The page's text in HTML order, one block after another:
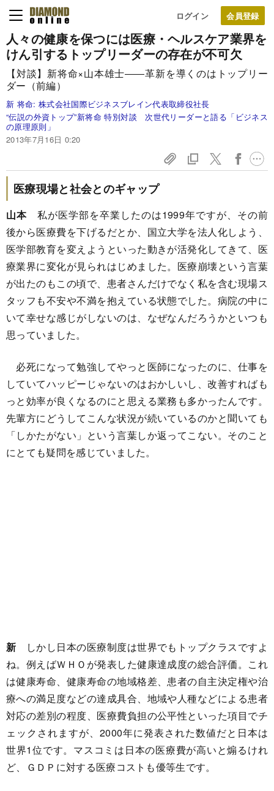
ログイン
人々の健康を保つには医療・ヘルスケア業界を
けん引する トップリーダーの存在が不可欠
【対談】新将命×山本雄士――革新を導くのはトップリー
ダー（前編）
新 将命: 株式会社国際ビジネスブレイン代表取締役社長
“伝説の外資トップ”新将命 特別対談 次世代リーダーと語る「ビジネス
の原理原則」
2013年7月16日 0:20
医療現場と社会とのギャップ
山本私が医学部を卒業したのは1999年ですが、その前
後から医療費を下げるだとか、国立大学を法人化しよう、
医学部教育を変えようといった動きが活発化してきて、医
療業界に変化が見られはじめました。医療崩壊という言葉
が出たのもこの頃で、患者さんだけでなく私を含む現場ス
タッフも不安や不満を抱えている状態でした。病院の中に
いて幸せな感じがしないのは、なぜなんだろうかといつも
思っていました。
必死になって勉強してやっと医師になったのに、仕事を
していてハッピーじゃないのはおかしいし、改善すればも
っと効率が良くなるのにと思える業務も多かったんです。
先輩方にどうしてこんな状況が続いているのかと聞いても
「しかたがない」という言葉しか返ってこない。そのこと
にとても疑問を感じていました。
新 しかし日本の医療制度は世界でもトップクラスですよ
ね。例えばＷＨＯが発表した健康達成度の総合評価。これ
は健康寿命、健康寿命の地域格差、患者の自主決定権や治
療への満足度などの達成具合、地域や人種などによる患者
対応の差別の程度、医療費負担の公平性といった項目でチ
ェックされますが、2000年に発表された数値だと日本は
世界1位です。マスコミは日本の医療費が高いと煽るけれ
ど、ＧＤＰに対する医療コストも優等生です。